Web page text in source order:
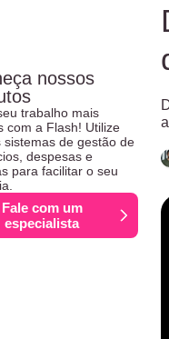
nossos
trabalho mais
com a Flash! Utilize
sistemas de gestão de
despesas e
para facilitar o seu
Fale com um
especialista